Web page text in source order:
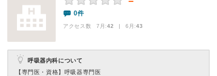
0件
アクセス数 7月:42 | 6月:43
呼吸器内科について
【専門医・資格】 呼吸器専門医